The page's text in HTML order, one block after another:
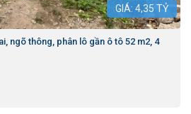
GIÁ: 4,35 TỶ
ngõ thông, phân lô gần ô tô 52 m2, 4